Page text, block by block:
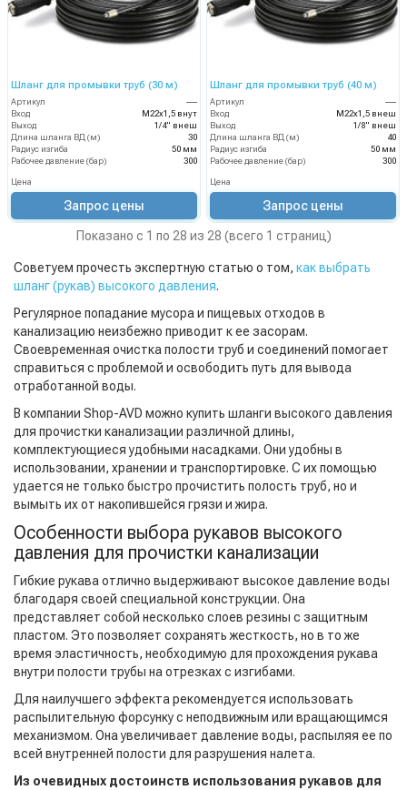
Шланг для промывки труб (30 м)
Артикул
----
Вход
М22х1,5 внут
Выход
1/4" внеш
Длина шланга ВД (м)
30
Радиус изгиба
50 мм
Рабочее давление (бар)
300
Цена
Запрос цены
Шланг для промывки труб (40 м)
Артикул
----
Вход
М22х1,5 внеш
Выход
1/8" внеш
Длина шланга ВД (м)
40
Радиус изгиба
50 мм
Рабочее давление (бар)
300
Цена
Запрос цены
Показано с 1 по 28 из 28 (всего 1 страниц)
Советуем прочесть экспертную статью о том, как выбрать
шланг (рукав) высокого давления.
Регулярное попадание мусора и пищевых отходов в
канализацию неизбежно приводит к ее засорам.
Своевременная очистка полости труб и соединений помогает
справиться с проблемой и освободить путь для вывода
отработанной воды.
В компании Shop-AVD можно купить шланги высокого давления
для прочистки канализации различной длины,
комплектующиеся удобными насадками. Они удобны в
использовании, хранении и транспортировке. С их помощью
удается не только быстро прочистить полость труб, но и
вымыть их от накопившейся грязи и жира.
Особенности выбора рукавов высокого
давления для прочистки канализации
Гибкие рукава отлично выдерживают высокое давление воды
благодаря своей специальной конструкции. Она
представляет собой несколько слоев резины с защитным
пластом. Это позволяет сохранять жесткость, но в то же
время эластичность, необходимую для прохождения рукава
внутри полости трубы на отрезках с изгибами.
Для наилучшего эффекта рекомендуется использовать
распылительную форсунку с неподвижным или вращающимся
механизмом. Она увеличивает давление воды, распыляя ее по
всей внутренней полости для разрушения налета.
Из очевидных достоинств использования рукавов для